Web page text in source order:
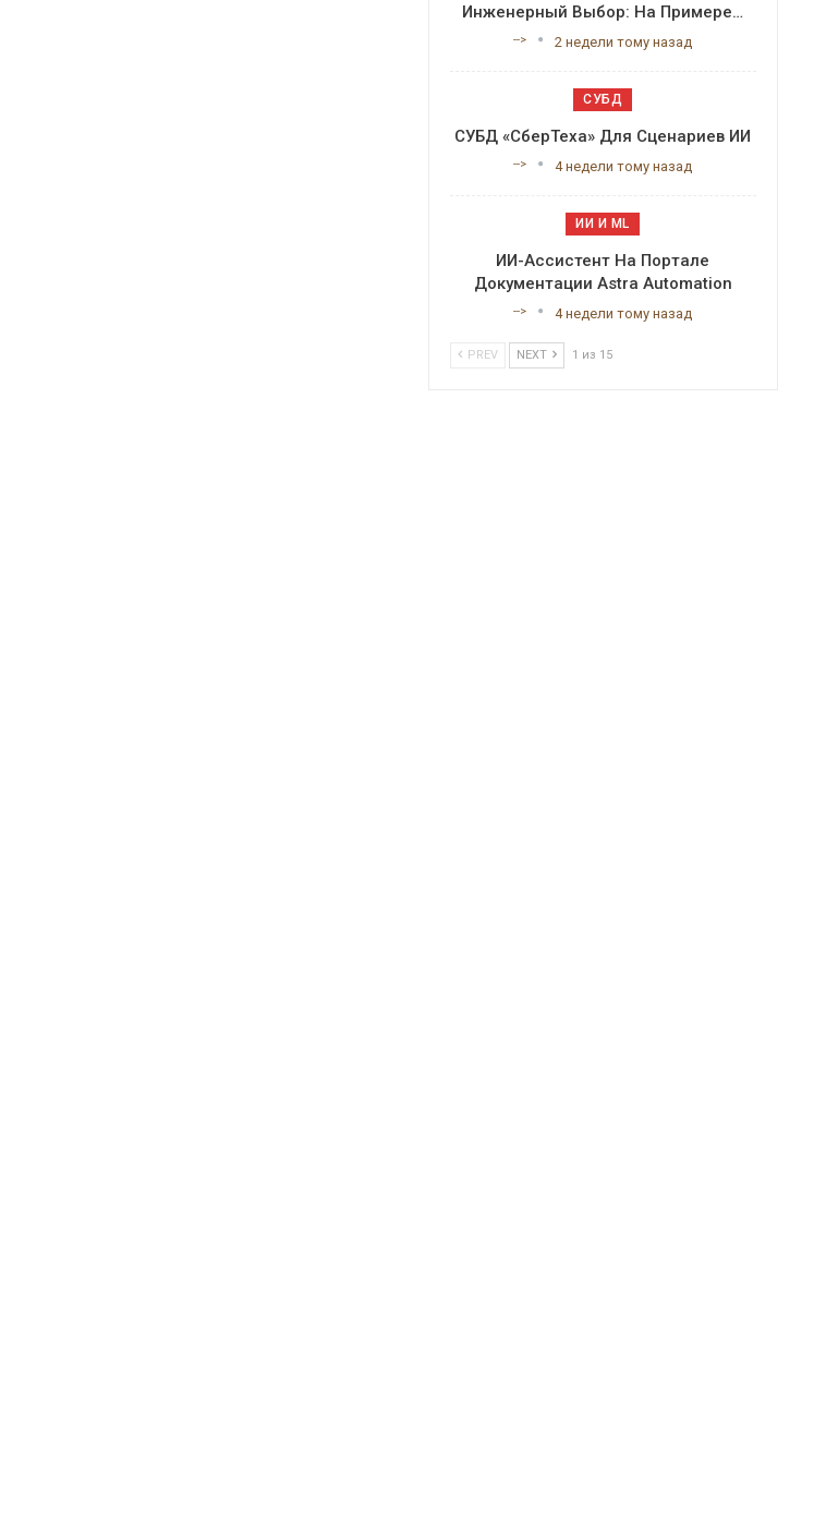
Инженерный Выбор: На Примере…
--> 2 недели тому назад
СУБД
СУБД «СберТеха» Для Сценариев ИИ
--> 4 недели тому назад
ИИ И ML
ИИ-Ассистент На Портале
Документации Astra Automation
--> 4 недели тому назад
PREV NEXT 1 из 15